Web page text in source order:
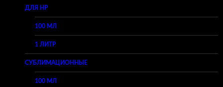
ДЛЯ HP
100 МЛ
1 ЛИТР
СУБЛИМАЦИОННЫЕ
100 МЛ